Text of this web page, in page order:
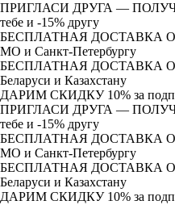
ПРИГЛАСИ ДРУГА —
тебе и -15% другу
БЕСПЛАТНАЯ ДОСТАВКА
МО и Санкт-Петербургу
БЕСПЛАТНАЯ ДОСТАВКА
Беларуси и Казахстану
ДАРИМ СКИДКУ 10% за
ПРИГЛАСИ ДРУГА —
тебе и -15% другу
БЕСПЛАТНАЯ ДОСТАВКА
МО и Санкт-Петербургу
БЕСПЛАТНАЯ ДОСТАВКА
Беларуси и Казахстану
ДАРИМ СКИДКУ 10% за